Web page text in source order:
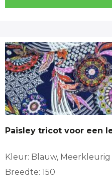
Paisley tricot voor een
Kleur: Blauw, Meerkleurig
Breedte: 150